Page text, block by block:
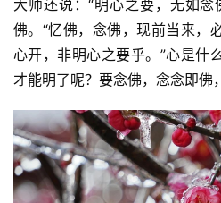
佛
教
人
寺
院
巡
登录
大师还说：“明心之要，无如
佛。“忆佛，念佛，现前当来，
心开，非明心之要乎。”心是什
才能明了呢？要念佛，念念即佛